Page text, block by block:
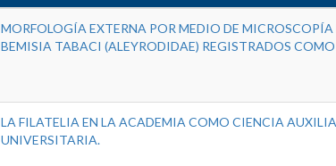
MORFOLOGÍA EXTERNA POR MEDIO DE
BEMISIA TABACI (ALEYRODIDAE) REGISTRADOS
LA FILATELIA EN LA ACADEMIA COMO CIENCIA
UNIVERSITARIA.